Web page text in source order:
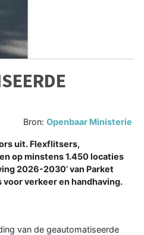
Bron:Openbaar Ministerie
uit. Flexflitsers,
op minstens 1.450 locaties
2026-2030’ van Parket
verkeer en handhaving.
van de geautomatiseerde